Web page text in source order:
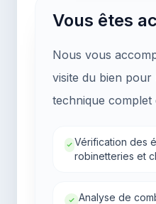
Vous êtes
Nous vous
visite du bien pour
technique complet
Vérification des
robinetteries et
Analyse de